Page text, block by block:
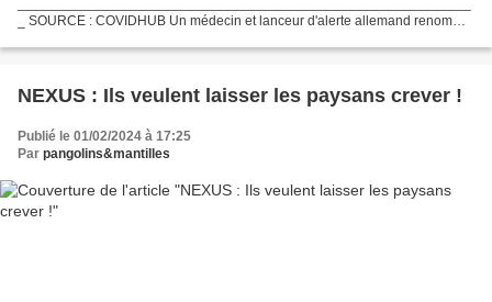
_ SOURCE : COVIDHUB Un médecin et lanceur d'alerte allemand renommé
NEXUS : Ils veulent laisser les paysans crever !
Publié le 01/02/2024 à 17:25
Par pangolins&mantilles